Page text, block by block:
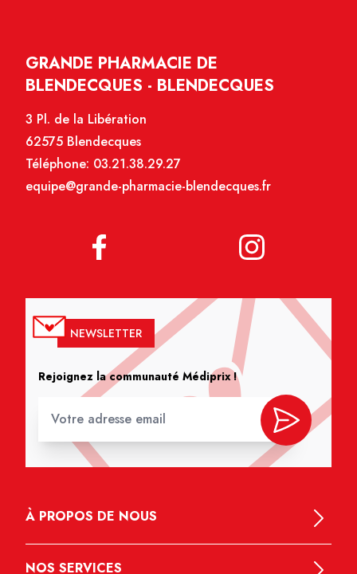
GRANDE PHARMACIE DE
BLENDECQUES - BLENDECQUES
3 Pl. de la Libération
62575 Blendecques
Téléphone: 03.21.38.29.27
equipe@grande-pharmacie-blendecques.fr
NEWSLETTER
Rejoignez la communauté Médiprix !
À PROPOS DE NOUS
NOS SERVICES